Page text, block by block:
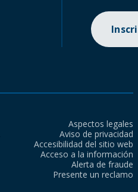
Aspectos legales
Aviso de privacidad
Accesibilidad del sitio web
Acceso a la información
Alerta de fraude
Presente un reclamo